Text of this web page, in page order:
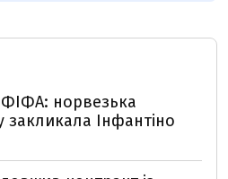
ФІФА: норвезька
Інфантіно